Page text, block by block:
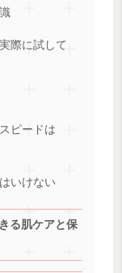
際に試して
ピードは
いけない
る肌ケアと保